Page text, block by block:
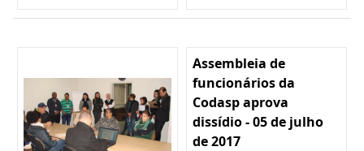
Assembleia de
funcionários da
Codasp aprova
dissídio - 05 de julho
de 2017